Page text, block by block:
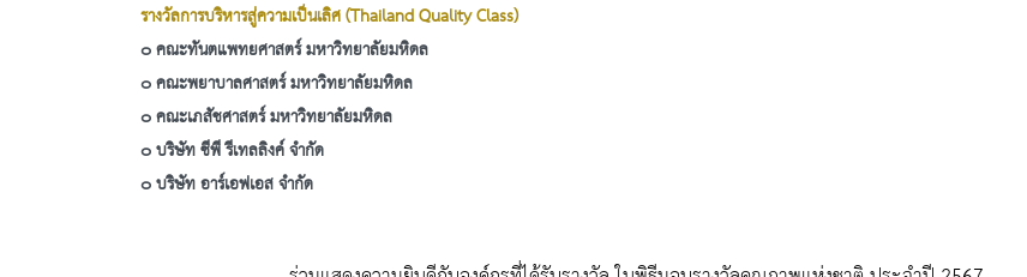
รางวัลการบริหารสู่ความเป็นเลิศ (Thailand Quality Class)
๐ คณะทันตแพทยศาสตร์ มหาวิทยาลัยมหิดล
๐ คณะพยาบาลศาสตร์ มหาวิทยาลัยมหิดล
๐ คณะเภสัชศาสตร์ มหาวิทยาลัยมหิดล
๐ บริษัท ซีพี รีเทลลิงค์ จำกัด
๐ บริษัท อาร์เอฟเอส จำกัด